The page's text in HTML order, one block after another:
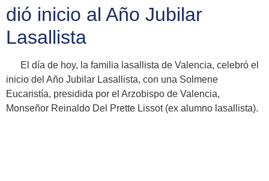
dió inicio al Año Jubilar
Lasallista
El día de hoy, la familia lasallista de Valencia, celebró el
inicio del Año Jubilar Lasallista, con una Solmene
Eucaristía, presidida por el Arzobispo de Valencia,
Monseñor Reinaldo Del Prette Lissot (ex alumno lasallista).